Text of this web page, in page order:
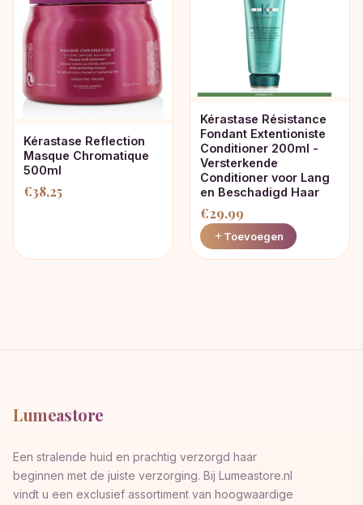
Kérastase Reflection
Masque Chromatique
500ml
€38,25
Kérastase Résistance
Fondant Extentioniste
Conditioner 200ml -
Versterkende
Conditioner voor Lang
en Beschadigd Haar
€29,99
Toevoegen
Lumeastore
Een stralende huid en prachtig verzorgd haar
beginnen met de juiste verzorging. Bij Lumeastore.nl
vindt u een exclusief assortiment van hoogwaardige